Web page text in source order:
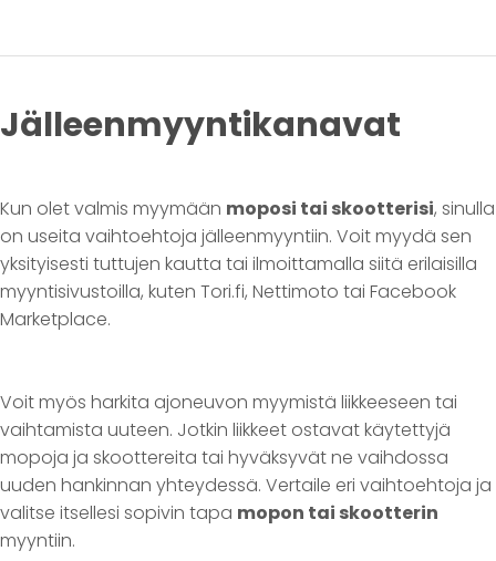
Jälleenmyyntikanavat
Kun olet valmis myymään moposi tai skootterisi, sinulla
on useita vaihtoehtoja jälleenmyyntiin. Voit myydä sen
yksityisesti tuttujen kautta tai ilmoittamalla siitä erilaisilla
myyntisivustoilla, kuten Tori.fi, Nettimoto tai Facebook
Marketplace.
Voit myös harkita ajoneuvon myymistä liikkeeseen tai
vaihtamista uuteen. Jotkin liikkeet ostavat käytettyjä
mopoja ja skoottereita tai hyväksyvät ne vaihdossa
uuden hankinnan yhteydessä. Vertaile eri vaihtoehtoja ja
valitse itsellesi sopivin tapa mopon tai skootterin
myyntiin.